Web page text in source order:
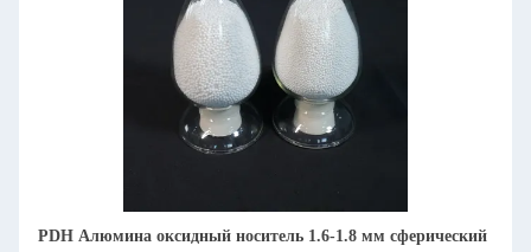
PDH Алюмина оксидный носитель 1.6-1.8 мм сферический